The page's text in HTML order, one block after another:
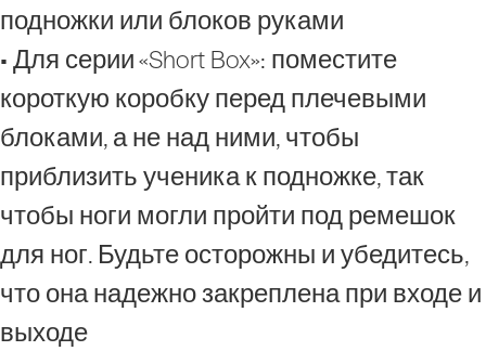
подножки или блоков руками
• Для серии «Short Box»: поместите
короткую коробку перед плечевыми
блоками, а не над ними, чтобы
приблизить ученика к подножке, так
чтобы ноги могли пройти под ремешок
для ног. Будьте осторожны и убедитесь,
что она надежно закреплена при входе и
выходе